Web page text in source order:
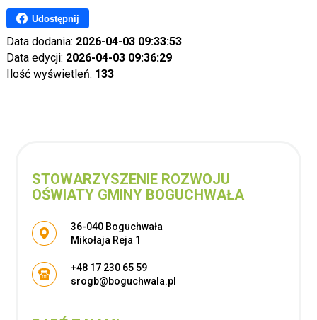
Udostępnij
Data dodania: 2026-04-03 09:33:53
Data edycji: 2026-04-03 09:36:29
Ilość wyświetleń: 133
STOWARZYSZENIE ROZWOJU
OŚWIATY GMINY BOGUCHWAŁA
Adres pocztowy:
36-040 Boguchwała
Mikołaja Reja 1
+48 17 230 65 59
srogb@boguchwala.pl